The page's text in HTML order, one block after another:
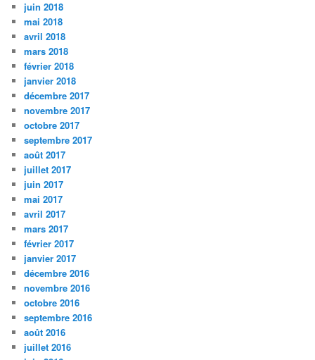
juin 2018
mai 2018
avril 2018
mars 2018
février 2018
janvier 2018
décembre 2017
novembre 2017
octobre 2017
septembre 2017
août 2017
juillet 2017
juin 2017
mai 2017
avril 2017
mars 2017
février 2017
janvier 2017
décembre 2016
novembre 2016
octobre 2016
septembre 2016
août 2016
juillet 2016